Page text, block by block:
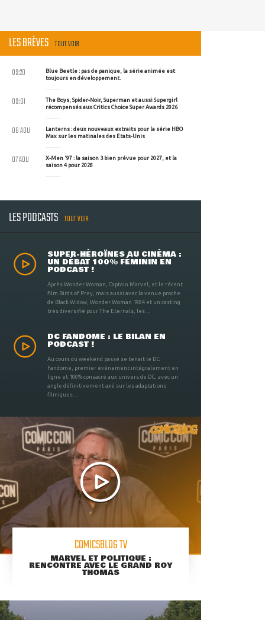
LES BRÈVES TOUT VOIR
Blue Beetle : pas de panique, la série animée est
toujours en développement.
09:20
The Boys, Spider-Noir, Superman et aussi Supergirl
récompensés aux Critics Choice Super Awards 2026
09:01
Lanterns : deux nouveaux extraits pour la série HBO
Max sur les matinales des Etats-Unis
08 AOU
X-Men '97 : la saison 3 bien prévue pour 2027, et la
saison 4 pour 2028
07 AOU
LES PODCASTS TOUT VOIR
SUPER-HÉROÏNES AU CINÉMA :
UN DÉBAT 100% FÉMININ EN
PODCAST !
Après Wonder Woman, Captain Marvel, et le récent
film Birds of Prey, mais aussi avec la venue proche
de Black Widow, Wonder Woman 1984 et un casting
très diversifié pour The Eternals, les ...
DC FANDOME : LE BILAN EN
PODCAST !
Au cours du weekend passé se tenait le DC
Fandome, premier évènement intégralement en
ligne et 100% consacré aux univers de DC, avec un
angle définitivement axé sur les adaptations
filmiques ...
COMICSBLOG TV
MARVEL ET POLITIQUE :
RENCONTRE AVEC LE GRAND ROY
THOMAS